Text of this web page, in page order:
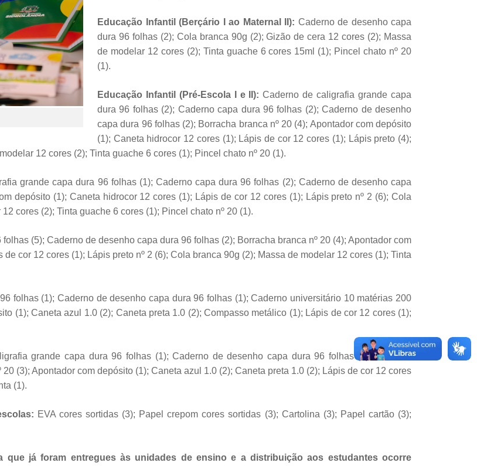
Educação Infantil (Berçário I ao Maternal II): Caderno de desenho capa
dura 96 folhas (2); Cola branca 90g (2); Gizão de cera 12 cores (2); Massa
de modelar 12 cores (2); Tinta guache 6 cores 15ml (1); Pincel chato nº 20
(1).
Educação Infantil (Pré-Escola I e II):Caderno de caligrafia grande capa
dura 96 folhas (2); Caderno capa dura 96 folhas (2); Caderno de desenho
capa dura 96 folhas (2); Borracha branca nº 20 (4); Apontador com depósito
(1); Caneta hidrocor 12 cores (1); Lápis de cor 12 cores (1); Lápis preto (4);
12 cores (2); Tinta guache 6 cores (1); Pincel chato nº 20 (1).
grande capa dura 96 folhas (1); Caderno capa dura 96 folhas (2); Caderno de desenho capa
depósito (1); Caneta hidrocor 12 cores (1); Lápis de cor 12 cores (1); Lápis preto nº 2 (6); Cola
cores (2); Tinta guache 6 cores (1); Pincel chato nº 20 (1).
(5); Caderno de desenho capa dura 96 folhas (2); Borracha branca nº 20 (4); Apontador com
cor 12 cores (1); Lápis preto nº 2 (6); Cola branca 90g (2); Massa de modelar 12 cores (1); Tinta
folhas (1); Caderno de desenho capa dura 96 folhas (1); Caderno universitário 10 matérias 200
(1); Caneta azul 1.0 (2); Caneta preta 1.0 (2); Compasso metálico (1); Lápis de cor 12 cores (1);
grande capa dura 96 folhas (1); Caderno de desenho capa dura 96 folhas (1); Caderno
(3); Apontador com depósito (1); Caneta azul 1.0 (2); Caneta preta 1.0 (2); Lápis de cor 12 cores
(1).
EVA cores sortidas (3); Papel crepom cores sortidas (3); Cartolina (3); Papel cartão (3);
que já foram entregues às unidades de ensino e a distribuição aos estudantes ocorre